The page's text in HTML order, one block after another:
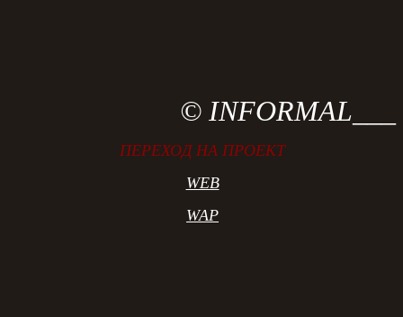
© INFORMAL___
ПЕРЕХОД НА ПРОЕКТ
WEB
WAP